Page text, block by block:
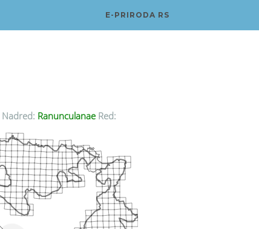
E-PRIRODA RS
Nadred: Ranunculanae Red: